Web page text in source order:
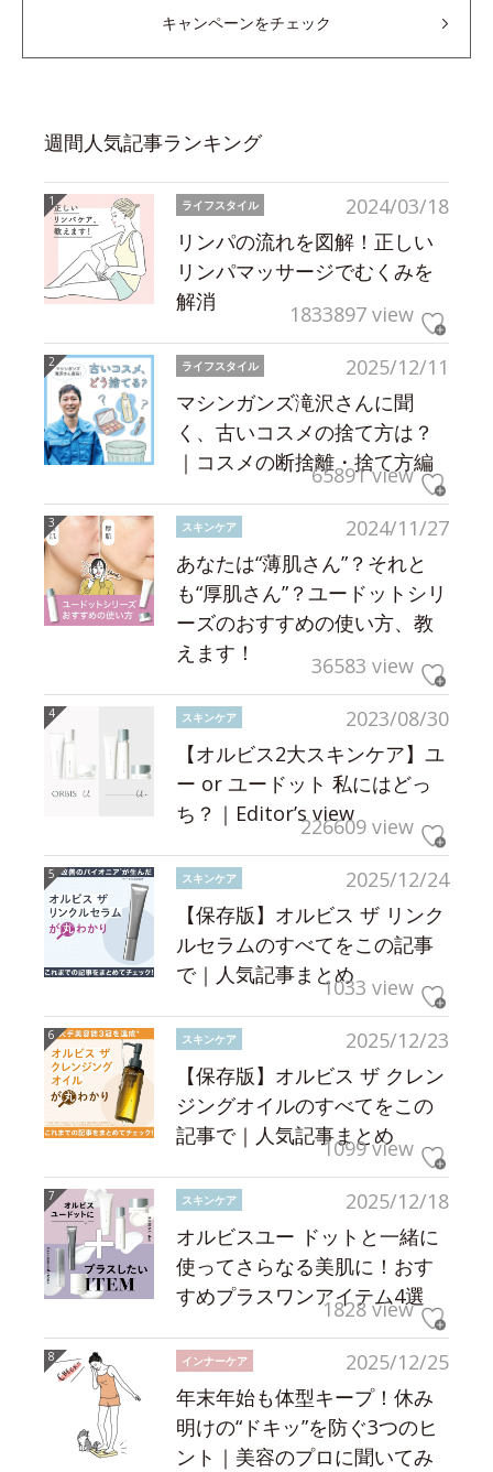
キャンペーンをチェック
週間人気記事ランキング
2024/03/18
ライフスタイル
リンパの流れを図解！正しい
リンパマッサージでむくみを
解消
1833897 view
2025/12/11
ライフスタイル
マシンガンズ滝沢さんに聞
く、古いコスメの捨て方は？
｜コスメの断捨離・捨て方編
65891 view
2024/11/27
スキンケア
あなたは“薄肌さん”？それと
も“厚肌さん”？ユードットシリ
ーズのおすすめの使い方、教
えます！
36583 view
2023/08/30
スキンケア
【オルビス2大スキンケア】ユ
ー or ユードット 私にはどっ
ち？｜Editor’s view226609 view
2025/12/24
スキンケア
【保存版】オルビス ザ リンク
ルセラムのすべてをこの記事
で｜人気記事まとめ1033 view
2025/12/23
スキンケア
【保存版】オルビス ザ クレン
ジングオイルのすべてをこの
記事で｜人気記事まとめ
1099 view
2025/12/18
スキンケア
オルビスユー ドットと一緒に
使ってさらなる美肌に！おす
すめプラスワンアイテム4選
1828 view
2025/12/25
インナーケア
年末年始も体型キープ！休み
明けの“ドキッ”を防ぐ3つのヒ
ント｜美容のプロに聞いてみ